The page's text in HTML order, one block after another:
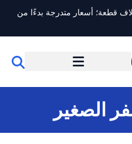
النموذجي لكل وحدة تخزين: 5 آلاف قطعة؛ أسعار متدرجة بدءًا من
الصغير